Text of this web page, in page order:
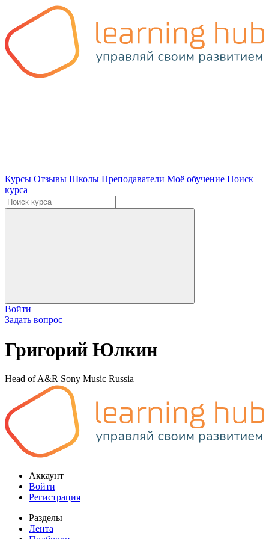
Курсы Отзывы Школы Преподаватели Моё обучение Поиск
курса
Войти
Задать вопрос
Григорий Юлкин
Head of A&R Sony Music Russia
Аккаунт
Войти
Регистрация
Разделы
Лента